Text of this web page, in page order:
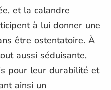
et la calandre
à lui donner une
être ostentatoire. À
aussi séduisante,
pour leur durabilité et
ainsi un